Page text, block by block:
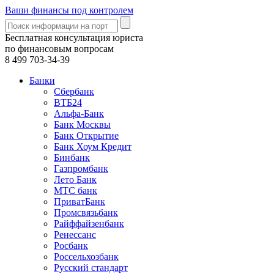
Ваши финансы под контролем
Бесплатная консультация юриста
по финансовым вопросам
8 499 703-34-39
Банки
Сбербанк
ВТБ24
Альфа-Банк
Банк Москвы
Банк Открытие
Банк Хоум Кредит
Бинбанк
Газпромбанк
Лето Банк
МТС банк
ПриватБанк
Промсвязьбанк
Райффайзенбанк
Ренессанс
Росбанк
Россельхозбанк
Русский стандарт